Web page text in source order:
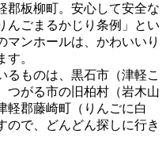
郡板柳町。安心して安全な
んごまるかじり条例」とい
マンホールは、かわいいり
。
るものは、黒石市（津軽こ
つがる市の旧柏村（岩木山
軽郡藤崎町（りんごに白
ので、どんどん探しに行き